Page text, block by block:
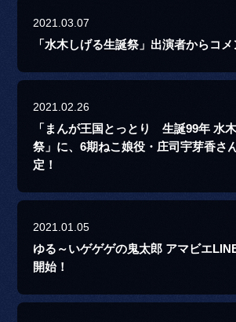
2021.03.07
「水木しげる生誕祭」出演者からコメ
2021.02.26
「まんが王国とっとり 生誕99年 水
祭」に、6期ねこ娘役・庄司宇芽香さ
定！
2021.01.05
ゆる～いゲゲゲの鬼太郎 アマビエ
開始！